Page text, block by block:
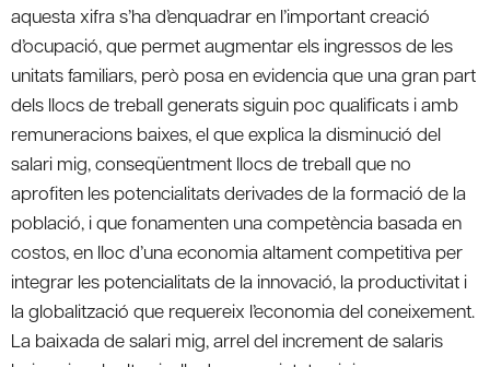
aquesta xifra s’ha d’enquadrar en l’important creació
d’ocupació, que permet augmentar els ingressos de les
unitats familiars, però posa en evidencia que una gran part
dels llocs de treball generats siguin poc qualificats i amb
remuneracions baixes, el que explica la disminució del
salari mig, conseqüentment llocs de treball que no
aprofiten les potencialitats derivades de la formació de la
població, i que fonamenten una competència basada en
costos, en lloc d’una economia altament competitiva per
integrar les potencialitats de la innovació, la productivitat i
la globalització que requereix l’economia del coneixement.
La baixada de salari mig, arrel del increment de salaris